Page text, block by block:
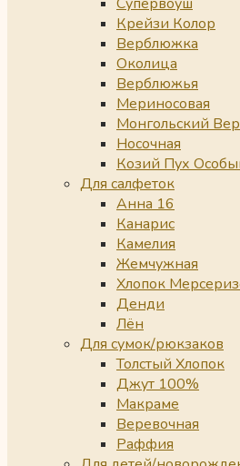
Крейзи Колор
Верблюжка
Околица
Верблюжья
Мериносовая
Монгольский
Носочная
Козий Пух
Для салфеток
Анна 16
Канарис
Камелия
Жемчужная
Хлопок
Денди
Лён
Для сумок/рюкзаков
Толстый Хлопок
Джут 100%
Макраме
Веревочная
Раффия